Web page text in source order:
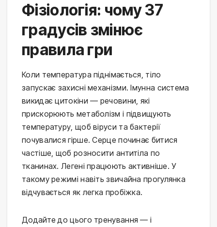
Фізіологія: чому 37
градусів змінює
правила гри
Коли температура піднімається, тіло
запускає захисні механізми. Імунна система
викидає цитокіни — речовини, які
прискорюють метаболізм і підвищують
температуру, щоб віруси та бактерії
почувалися гірше. Серце починає битися
частіше, щоб розносити антитіла по
тканинах. Легені працюють активніше. У
такому режимі навіть звичайна прогулянка
відчувається як легка пробіжка.
Додайте до цього тренування — і